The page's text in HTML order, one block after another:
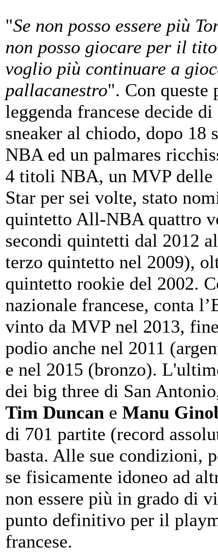
"Se non posso essere più
non posso giocare per il
voglio più continuare a
pallacanestro". Con queste
leggenda francese decide di
sneaker al chiodo, dopo 18
NBA ed un palmares
4 titoli NBA, un MVP
Star per sei volte, stato
quintetto All-NBA quattro
secondi quintetti dal 2012
terzo quintetto nel 2009),
quintetto rookie del 2002.
nazionale francese, conta
vinto da MVP nel 2013,
podio anche nel 2011
e nel 2015 (bronzo).
dei big three di San
Tim Duncan e Manu
di 701 partite (record
basta. Alle sue condizioni,
se fisicamente idoneo ad
non essere più in grado di
punto definitivo per il
francese.